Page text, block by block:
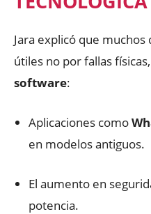
Jara explicó que
útiles no por fallas
software:
Aplicaciones como
en modelos antiguos.
El aumento en
potencia.